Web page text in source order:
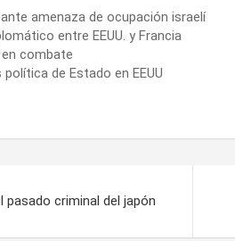
amenaza de ocupación israelí
entre EEUU. y Francia
en combate
de Estado en EEUU
criminal del japón